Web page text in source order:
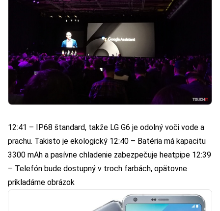
12:41 – IP68 štandard, takže LG G6 je odolný voči vode a
prachu. Takisto je ekologický 12:40 – Batéria má kapacitu
3300 mAh a pasívne chladenie zabezpečuje heatpipe 12:39
– Telefón bude dostupný v troch farbách, opätovne
prikladáme obrázok